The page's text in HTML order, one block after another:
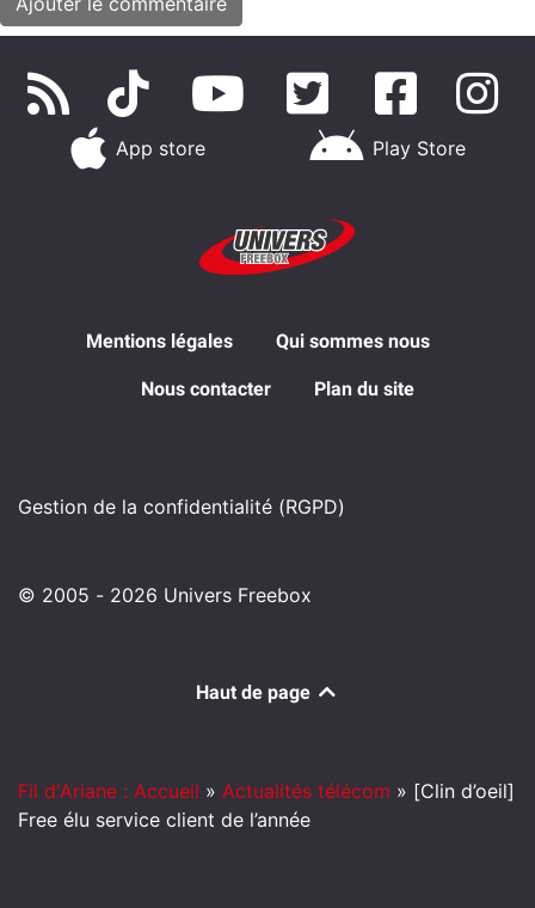
App store Play Store
Mentions légales Qui sommes nous
Nous contacter Plan du site
Gestion de la confidentialité (RGPD)
© 2005 - 2026 Univers Freebox
Haut de page
Fil d'Ariane : Accueil » Actualités télécom » [Clin d’oeil]
Free élu service client de l’année